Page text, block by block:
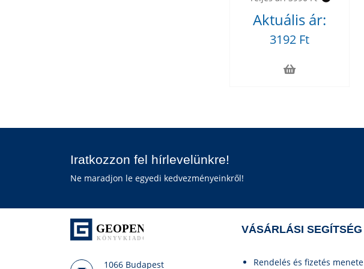
Aktuális ár:
3192 Ft
Iratkozzon fel hírlevelünkre!
Ne maradjon le egyedi kedvezményeinkről!
1066 Budapest
VÁSÁRLÁSI SEGÍTSÉG
Rendelés és fizetés menete